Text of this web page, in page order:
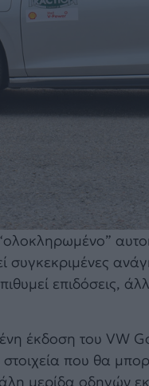
συγκεκριμένες
επιδόσεις,
έκδοση του VW
στοιχεία που θα
μερίδα οδηγών